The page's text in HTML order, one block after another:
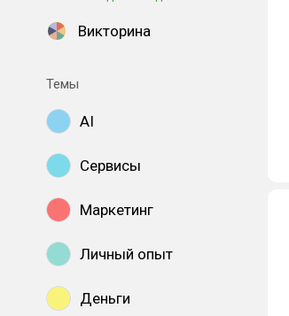
Викторина
Темы
AI
Сервисы
Маркетинг
Личный опыт
Деньги